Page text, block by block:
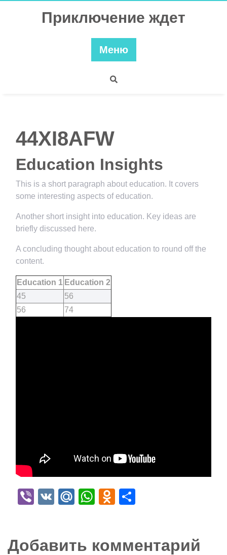
Приключение ждет
Меню
44XI8AFW
Education Insights
This is a short paragraph about education. It covers
some interesting aspects of education.
Another short insight into education. Key ideas are
briefly discussed here.
A concluding thought about education to round off the
content.
Education 1 Education 2
45
56
56
74
Viber
VK Mail.Ru
WhatsApp
Odnoklassniki
Добавить комментарий